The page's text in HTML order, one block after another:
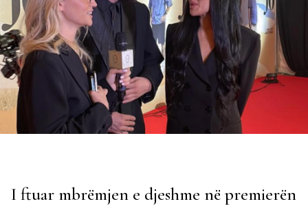
I ftuar mbrëmjen e djeshme në premierën